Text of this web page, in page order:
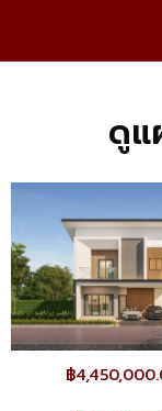
ดูแ
฿